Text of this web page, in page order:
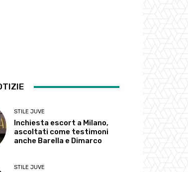
STILE JUVE
Inchiesta escort a Milano,
ascoltati come testimoni
anche Barella e Dimarco
STILE JUVE